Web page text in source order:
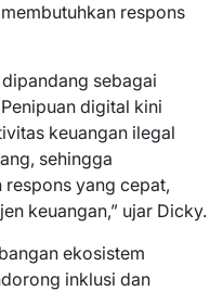
respons
sebagai
digital kini
keuangan ilegal
sehingga
yang cepat,
keuangan,” ujar Dicky.
ekosistem
inklusi dan